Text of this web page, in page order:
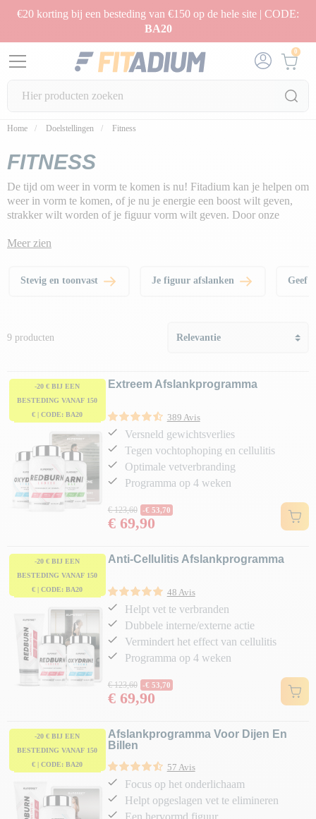
€20 korting bij een besteding van €150 op de hele site | CODE:
BA20
0
Home Doelstellingen Fitness
FITNESS
De tijd om weer in vorm te komen is nu! Fitadium kan je helpen om
weer in vorm te komen, of je nu je energie een boost wilt geven,
strakker wilt worden of je figuur vorm wilt geven. Door onze
in vorm en krijg je een harmonieuzer lichaam. Zullen we beginnen?
Meer zien
Stevig en toonvast Je figuur afslanken Geef
9 producten
-20 € BIJ EEN
BESTEDING VANAF 150
€ | CODE: BA20
Extreem Afslankprogramma
389 Avis
Versneld gewichtsverlies
Tegen vochtophoping en cellulitis
Optimale vetverbranding
Programma op 4 weken
Normale prijs
€ 123,60 -€ 53,70
Prijs
€ 69,90
-20 € BIJ EEN
BESTEDING VANAF 150
€ | CODE: BA20
Anti-Cellulitis Afslankprogramma
48 Avis
Helpt vet te verbranden
Dubbele interne/externe actie
Vermindert het effect van cellulitis
Programma op 4 weken
Normale prijs
€ 123,60 -€ 53,70
Prijs
€ 69,90
-20 € BIJ EEN
BESTEDING VANAF 150
€ | CODE: BA20
Afslankprogramma Voor Dijen En
Billen
57 Avis
Focus op het onderlichaam
Helpt opgeslagen vet te elimineren
Een hervormd figuur